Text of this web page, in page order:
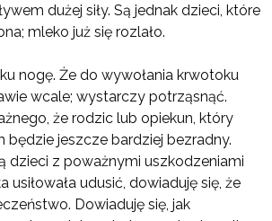
dużej siły. Są jednak dzieci, które
mleko już się rozlało.
nogę. Że do wywołania krwotoku
wcale; wystarczy potrząsnąć.
że rodzic lub opiekun, który
jeszcze bardziej bezradny.
dzieci z poważnymi uszkodzeniami
udusić, dowiaduję się, że
Dowiaduję się, jak